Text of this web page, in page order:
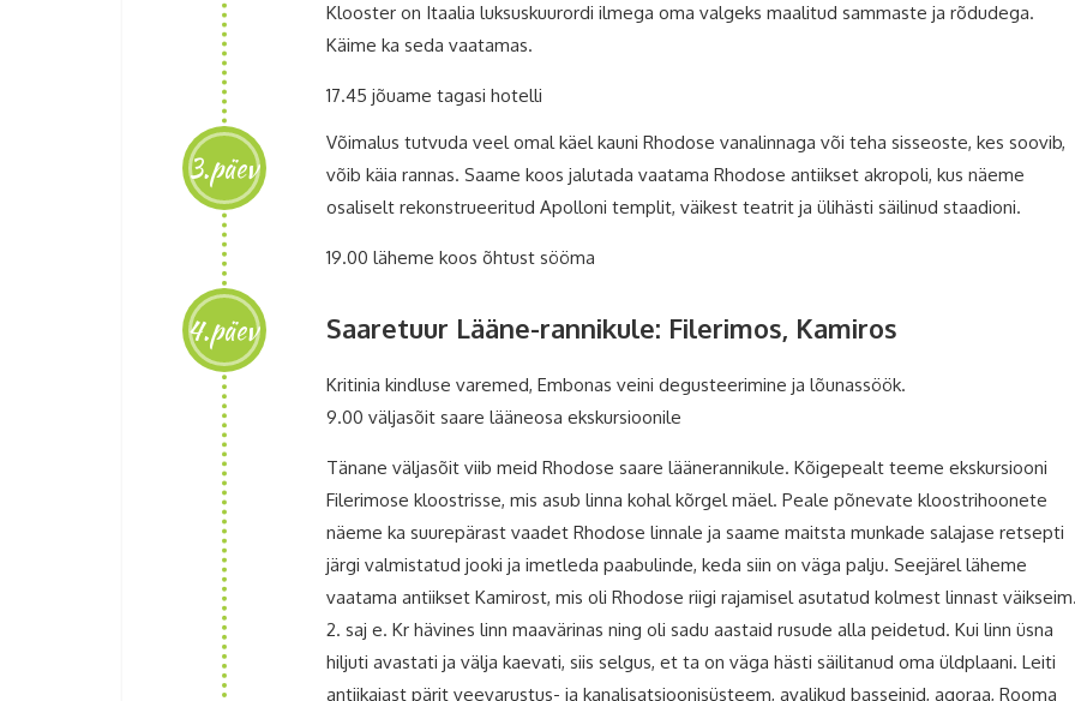
Klooster on Itaalia luksuskuurordi ilmega oma valgeks maalitud sammaste ja rõdudega.
Käime ka seda vaatamas.
17.45 jõuame tagasi hotelli
3.päev
Võimalus tutvuda veel omal käel kauni Rhodose vanalinnaga või teha sisseoste, kes soovib,
võib käia rannas. Saame koos jalutada vaatama Rhodose antiikset akropoli, kus näeme
osaliselt rekonstrueeritud Apolloni templit, väikest teatrit ja ülihästi säilinud staadioni.
19.00 läheme koos õhtust sööma
4.päev Saaretuur Lääne-rannikule: Filerimos, Kamiros
Kritinia kindluse varemed, Embonas veini degusteerimine ja lõunassöök.
9.00 väljasõit saare lääneosa ekskursioonile
Tänane väljasõit viib meid Rhodose saare läänerannikule. Kõigepealt teeme ekskursiooni
Filerimose kloostrisse, mis asub linna kohal kõrgel mäel. Peale põnevate kloostrihoonete
näeme ka suurepärast vaadet Rhodose linnale ja saame maitsta munkade salajase retsepti
järgi valmistatud jooki ja imetleda paabulinde, keda siin on väga palju. Seejärel läheme
vaatama antiikset Kamirost, mis oli Rhodose riigi rajamisel asutatud kolmest linnast väikseim.
2. saj e. Kr hävines linn maavärinas ning oli sadu aastaid rusude alla peidetud. Kui linn üsna
hiljuti avastati ja välja kaevati, siis selgus, et ta on väga hästi säilitanud oma üldplaani. Leiti
antiikajast pärit veevarustus- ja kanalisatsioonisüsteem, avalikud basseinid, agoraa, Rooma